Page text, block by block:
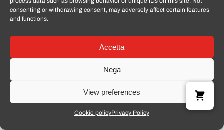
consenting or withdrawing consent, may adversely affect certain features
and functions.
Accetta
Nega
View preferences
Cookie policyPrivacy Policy